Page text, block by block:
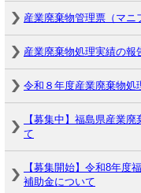
産業廃棄物管理票（マニ
産業廃棄物処理実績の報
令和８年度産業廃棄物処
【募集中】福島県産業
て
【募集開始】令和8年度
補助金について